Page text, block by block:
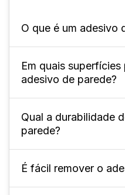
O que é um adesivo
É um material
branco fosco
decorar ambientes
Em quais
adesivo de parede?
O ideal é aplicar em
limpas. Não é
porosas, pois
Qual a durabilidade
parede?
Em média, o adesivo
variando conforme a
É fácil remover o